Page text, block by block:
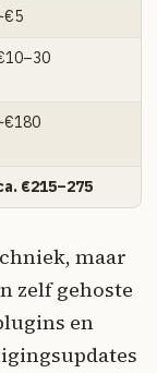
€215–275
maar
zelf gehoste
en